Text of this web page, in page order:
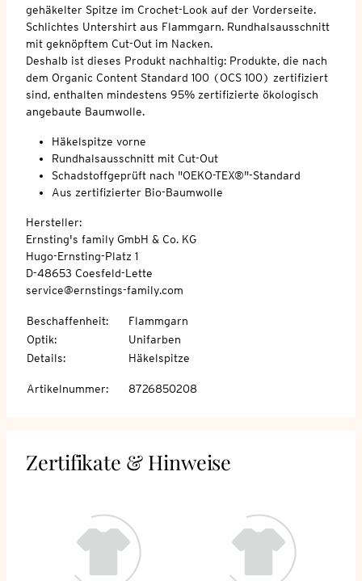
gehäkelter Spitze im Crochet-Look auf der Vorderseite.
Schlichtes Untershirt aus Flammgarn. Rundhalsausschnitt
mit geknöpftem Cut-Out im Nacken.
Deshalb ist dieses Produkt nachhaltig: Produkte, die nach
dem Organic Content Standard 100 (OCS 100) zertifiziert
sind, enthalten mindestens 95% zertifizierte ökologisch
angebaute Baumwolle.
Häkelspitze vorne
Rundhalsausschnitt mit Cut-Out
Schadstoffgeprüft nach "OEKO-TEX®"-Standard
Aus zertifizierter Bio-Baumwolle
Hersteller:
Ernsting's family GmbH & Co. KG
Hugo-Ernsting-Platz 1
D-48653 Coesfeld-Lette
service@ernstings-family.com
Beschaffenheit:
Flammgarn
Optik:
Unifarben
Details: Häkelspitze
Artikelnummer: 8726850208
Zertifikate & Hinweise